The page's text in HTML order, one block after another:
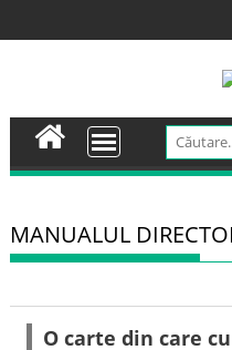
to
MANUALUL
O carte din care